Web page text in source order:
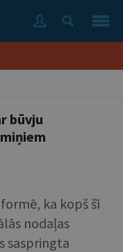
būvju
ka kopš šī
nodaļas
saspringta